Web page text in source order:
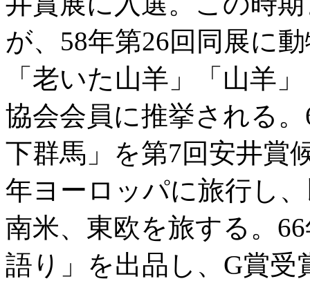
が、58年第26回同展に
「老いた山羊」「山羊
協会会員に推挙される
下群馬」を第7回安井賞
年ヨーロッパに旅行し
南米、東欧を旅する。
語り」を出品し、G賞受